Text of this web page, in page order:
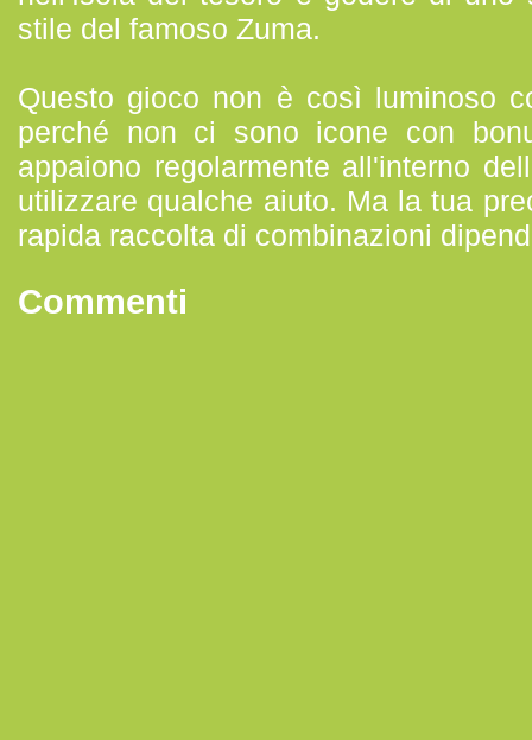
stile del famoso Zuma.
Questo gioco non è così luminoso
perché non ci sono icone con
appaiono regolarmente all'interno
utilizzare qualche aiuto. Ma la tua
rapida raccolta di combinazioni
Commenti